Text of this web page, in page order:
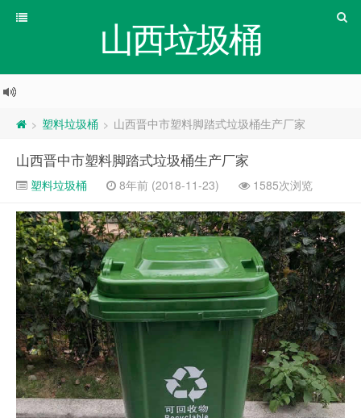
山西垃圾桶
> 塑料垃圾桶 > 山西晋中市塑料脚踏式垃圾桶生产厂家
山西晋中市塑料脚踏式垃圾桶生产厂家
塑料垃圾桶 8年前 (2018-11-23) 1585次浏览